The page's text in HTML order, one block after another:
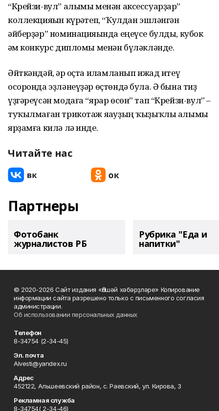
“Крейзи-вул” алымы менән аксессуарҙар”
коллекцияһын күрһәтеп, “Ҡулдан эшләнгән
әйберҙәр” номинацияһында еңеүсе булды, кубок
һәм конкурс дипломы менән бүләкләнде.
Әйткәндәй, һәр оҫта илһамланып ижад итеү
осоронда эҙләнеүҙәр өҫтөндә була. Ә бына тиҙ
үҙгәреүсән модаға “ярар өсөн” тап “Крейзи-вул” –
туҡылмаған трикотаж яһауҙың ҡыҙыҡлы алымы
ярҙамға килә лә инде.
Читайте нас
Партнеры
Фотобанк
журналистов РБ
Рубрика "Еда и
напитки"
© 2020-2026 Сайт издания «Әлшәй хәбәрҙләре» Копирование
информации сайта разрешено только с письменного согласия
администрации.
Об использовании персональных данных
Телефон
8-34754 (2-34-45)
Эл. почта
Alvesti@yandex.ru
Адрес
452122, Альшеевский район, с. Раевский, ул. Кирова, 3
Рекламная служба
8-34754( 2-34-46)